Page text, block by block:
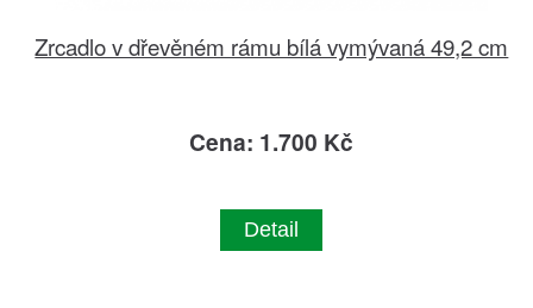
Zrcadlo v dřevěném rámu bílá vymývaná 49,2 cm
Cena: 1.700 Kč
Detail